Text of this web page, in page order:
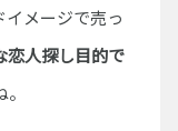
メージで売っ
恋人探し目的で